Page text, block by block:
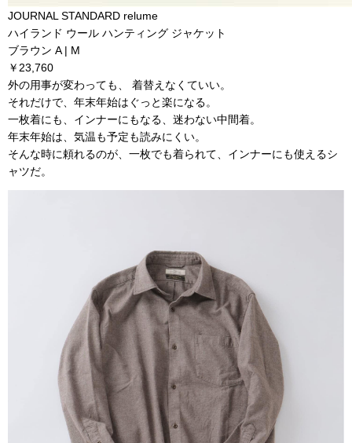
JOURNAL STANDARD relume
ハイランド ウール ハンティング ジャケット
ブラウン A | M
￥23,760
外の用事が変わっても、 着替えなくていい。
それだけで、年末年始はぐっと楽になる。
一枚着にも、インナーにもなる、迷わない中間着。
年末年始は、気温も予定も読みにくい。
そんな時に頼れるのが、一枚でも着られて、インナーにも使えるシ
ャツだ。